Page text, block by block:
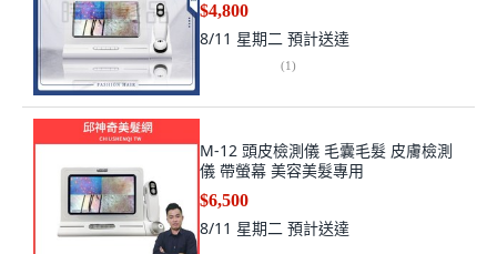
$4,800
8/11 星期二 預計送達
(1)
M-12 頭皮檢測儀 毛囊毛髮 皮膚檢測
儀 帶螢幕 美容美髮專用
$6,500
8/11 星期二 預計送達